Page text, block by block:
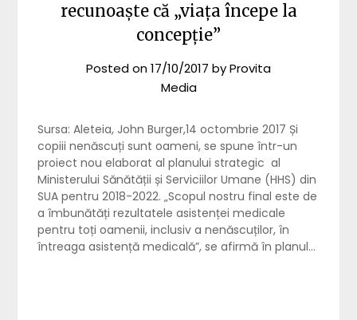
recunoaște că „viața începe la
concepție”
Posted on17/10/2017 byProvita
Media
Sursa: Aleteia, John Burger,14 octombrie 2017 Și
copiii nenăscuți sunt oameni, se spune într-un
proiect nou elaborat al planului strategic al
Ministerului Sănătății și Serviciilor Umane (HHS) din
SUA pentru 2018-2022. „Scopul nostru final este de
a îmbunătăți rezultatele asistenței medicale
pentru toți oamenii, inclusiv a nenăscuților, în
întreaga asistență medicală”, se afirmă în planul…